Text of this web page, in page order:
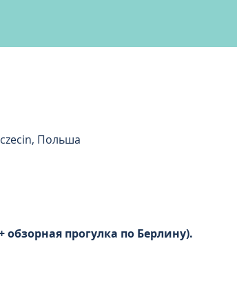
Польша
прогулка по Берлину).